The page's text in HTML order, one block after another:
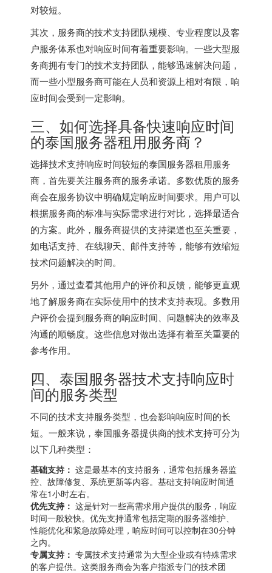
对较短。
其次，服务商的技术支持团队规模、专业程度以及客
户服务体系也对响应时间有着重要影响。一些大型服
务商拥有专门的技术支持团队，能够迅速解决问题，
而一些小型服务商可能在人员和资源上相对有限，响
应时间会受到一定影响。
三、如何选择具备快速响应时间
的泰国服务器租用服务商？
选择技术支持响应时间较短的泰国服务器租用服务
商，首先要关注服务商的服务承诺。多数优质的服务
商会在服务协议中明确规定响应时间要求。用户可以
根据服务商的标准与实际需求进行对比，选择最适合
的方案。此外，服务商提供的支持渠道也至关重要，
如电话支持、在线聊天、邮件支持等，能够有效缩短
技术问题解决的时间。
另外，通过查看其他用户的评价和反馈，能够更直观
地了解服务商在实际使用中的技术支持表现。多数用
户评价会提到服务商的响应时间、问题解决的效率及
沟通的顺畅度。这些信息对做出选择有着至关重要的
参考作用。
四、泰国服务器技术支持响应时
间的服务类型
不同的技术支持服务类型，也会影响响应时间的长
短。一般来说， 泰国服务器提供商的技术支持可分为
以下几种类型：
基础支持： 这是最基本的支持服务，通常包括服务器监
控、故障修复、系统更新等内容。基础支持响应时间通
常在1小时左右。
优先支持： 这是针对一些高需求用户提供的服务，响应
时间一般较快。优先支持通常包括定期的服务器维护、
性能优化和紧急故障处理，响应时间可以控制在30分钟
之内。
专属支持： 专属技术支持通常为大型企业或有特殊需求
的客户提供。这类服务商会为客户指派专门的技术团